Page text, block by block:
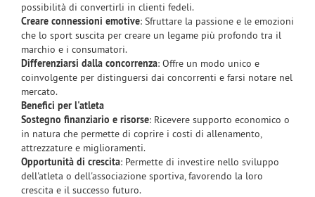
possibilità di convertirli in clienti fedeli.
Creare connessioni emotive: Sfruttare la passione e le emozioni
che lo sport suscita per creare un legame più profondo tra il
marchio e i consumatori.
Differenziarsi dalla concorrenza: Offre un modo unico e
coinvolgente per distinguersi dai concorrenti e farsi notare nel
mercato.
Benefici per l'atleta
Sostegno finanziario e risorse: Ricevere supporto economico o
in natura che permette di coprire i costi di allenamento,
attrezzature e miglioramenti.
Opportunità di crescita: Permette di investire nello sviluppo
dell'atleta o dell'associazione sportiva, favorendo la loro
crescita e il successo futuro.